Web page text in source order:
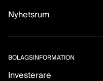
Nyhetsrum
BOLAGSINFORMATION
Investerare